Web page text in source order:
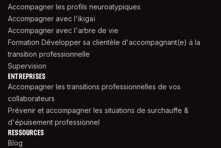
Accompagner les profils neuroatypiques
Accompagner avec l'ikigaï
Accompagner avec l'arbre de vie
Formation Développer sa clientèle d'accompagnant(e) à la
transition professionnelle
Supervision
ENTREPRISES
Accompagner les transitions professionnelles de vos
collaborateurs
Prévenir et accompagner les situations de surchauffe &
d'épuisement professionnel
RESSOURCES
Blog